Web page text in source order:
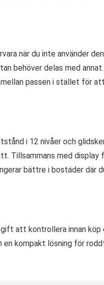
när du inte använder
behöver delas med
passen i stället för
i 12 nivåer och
Tillsammans med
bättre i bostäder där
att kontrollera innan
en kompakt lösning för